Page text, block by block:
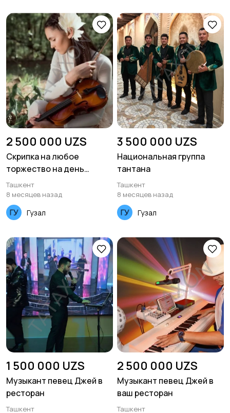
2 500 000 UZS
Скрипка на любое
торжество на день
рождения мероприятия
Ташкент
8 месяцев назад
Гузал
3 500 000 UZS
Национальная группа
тантана
Ташкент
8 месяцев назад
Гузал
1 500 000 UZS
Музыкант певец Джей в
ресторан
Ташкент
2 500 000 UZS
Музыкант певец Джей в
ваш ресторан
Ташкент